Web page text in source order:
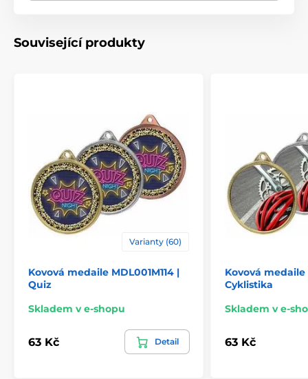
Související produkty
Varianty (60)
Kovová medaile MDL001M114 |
Quiz
Skladem v e-shopu
63 Kč Detail
Kovová medaile
Cyklistika
Skladem v e-
63 Kč